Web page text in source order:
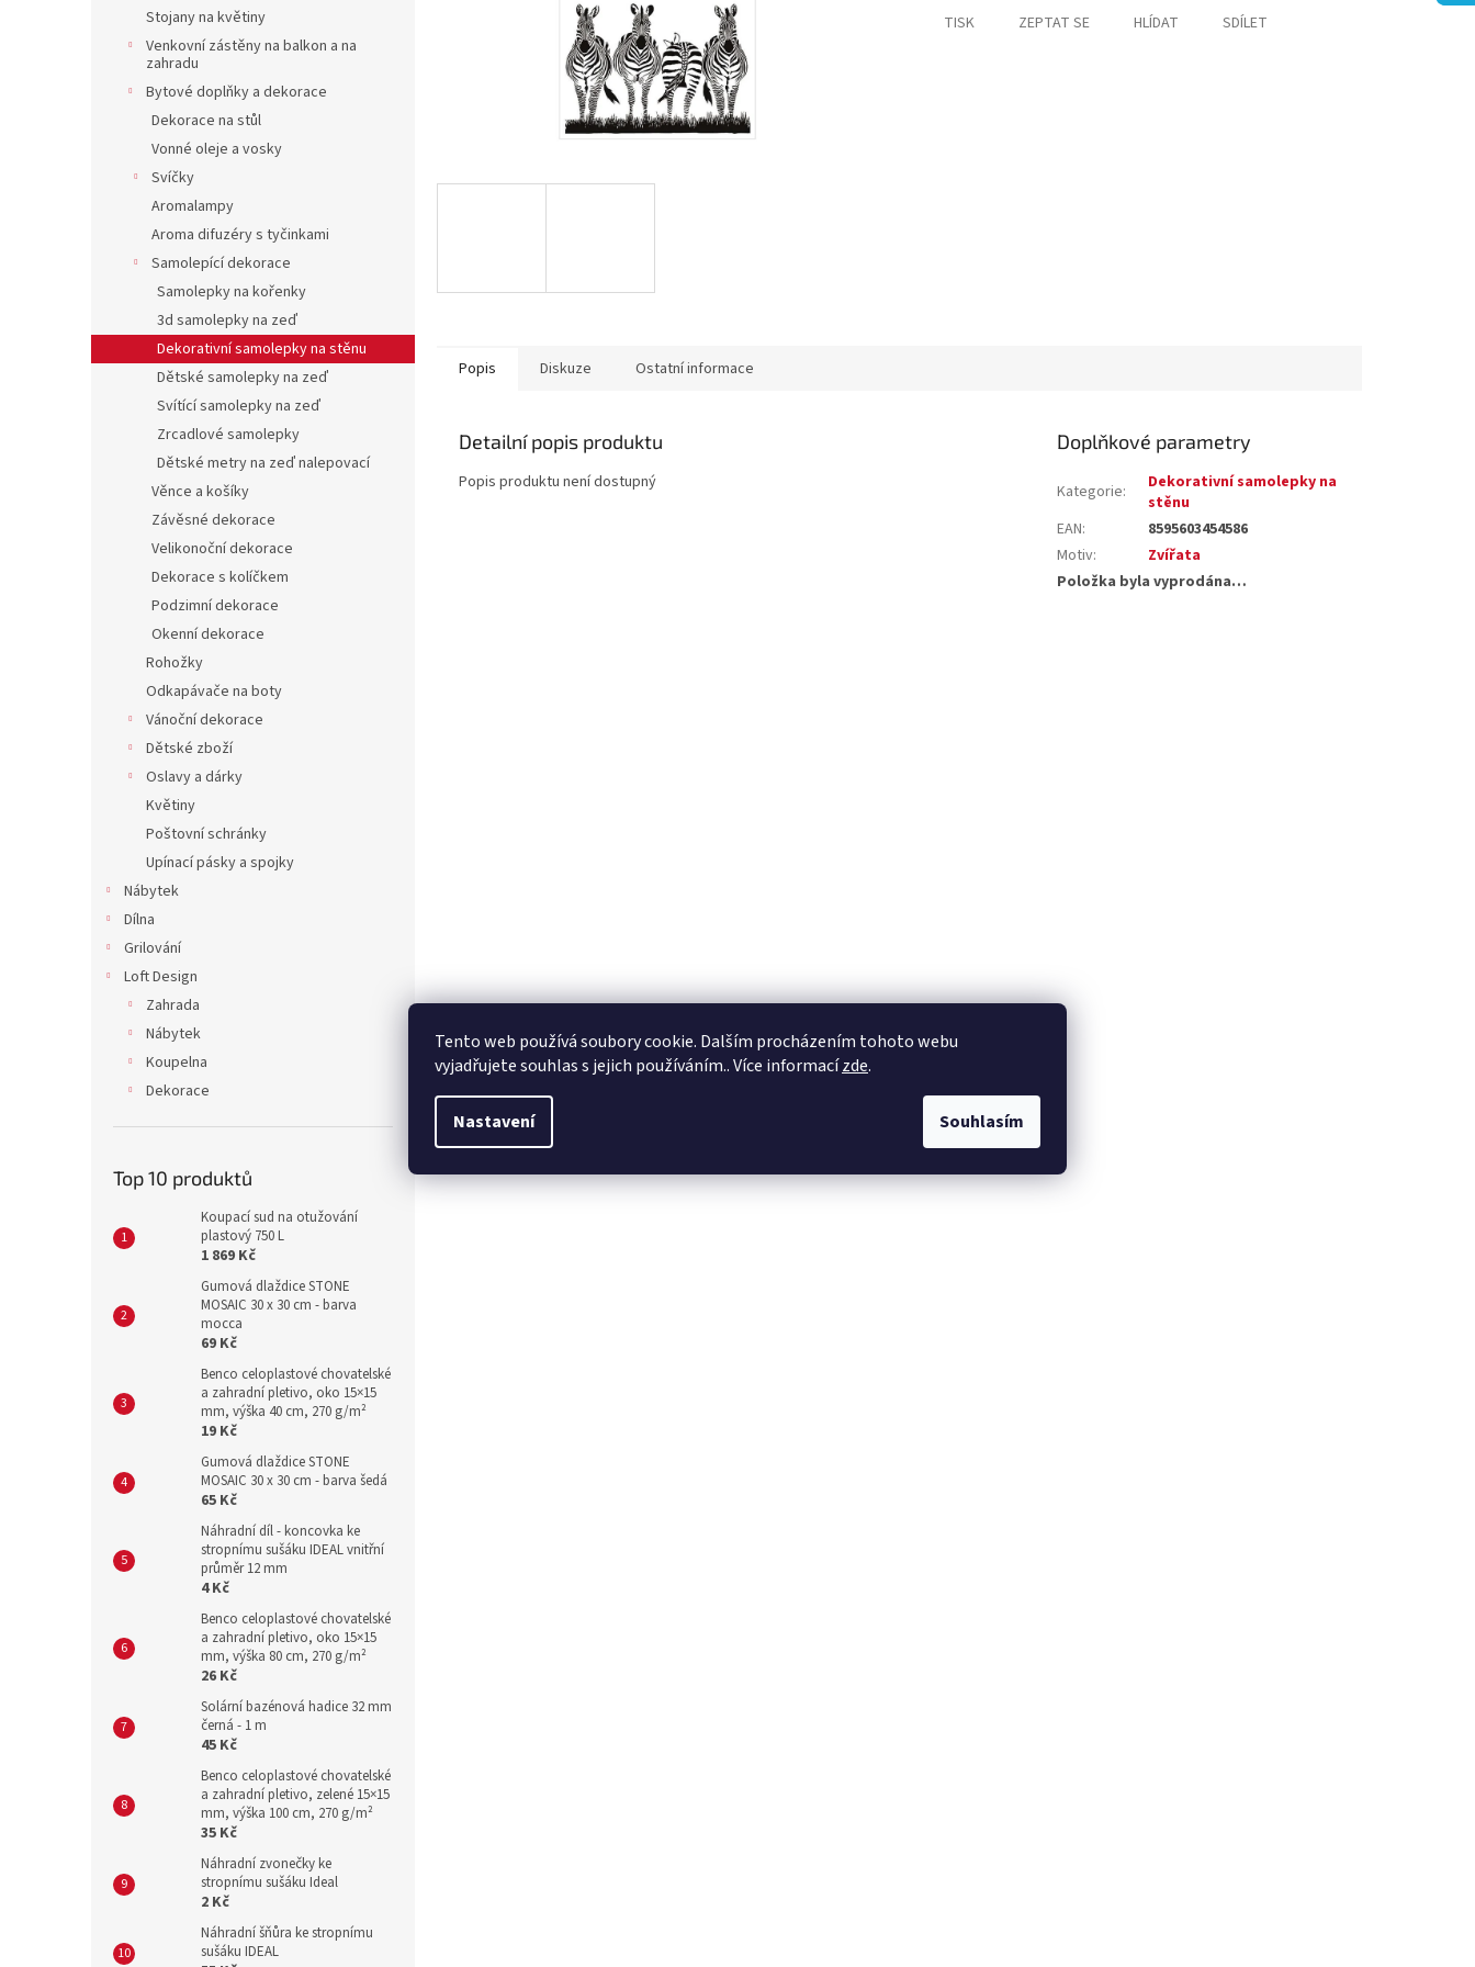
Tento web používá soubory cookie. Dalším procházením tohoto webu
vyjadřujete souhlas s jejich používáním.. Více informacízde.
Nastavení Souhlasím
Stojany na květiny
Venkovní zástěny na balkon a na
zahradu
Bytové doplňky a dekorace
Dekorace na stůl
Vonné oleje a vosky
Svíčky
Aromalampy
Aroma difuzéry s tyčinkami
Samolepící dekorace
Samolepky na kořenky
3d samolepky na zeď
Dekorativní samolepky na stěnu
Dětské samolepky na zeď
Svítící samolepky na zeď
Zrcadlové samolepky
Dětské metry na zeď nalepovací
Věnce a košíky
Závěsné dekorace
Velikonoční dekorace
Dekorace s kolíčkem
Podzimní dekorace
Okenní dekorace
Rohožky
Odkapávače na boty
Vánoční dekorace
Dětské zboží
Oslavy a dárky
Květiny
Poštovní schránky
Upínací pásky a spojky
Nábytek
Dílna
Grilování
Loft Design
Zahrada
Nábytek
Koupelna
Dekorace
Top 10 produktů
Koupací sud na otužování
plastový 750 L
1 869 Kč
Gumová dlaždice STONE
MOSAIC 30 x 30 cm - barva
mocca
69 Kč
Benco celoplastové chovatelské
a zahradní pletivo, oko 15×15
mm, výška 40 cm, 270 g/m²
19 Kč
Gumová dlaždice STONE
MOSAIC 30 x 30 cm - barva šedá
65 Kč
Náhradní díl - koncovka ke
stropnímu sušáku IDEAL vnitřní
průměr 12 mm
4 Kč
Benco celoplastové chovatelské
a zahradní pletivo, oko 15×15
mm, výška 80 cm, 270 g/m²
26 Kč
Solární bazénová hadice 32 mm
černá - 1 m
45 Kč
Benco celoplastové chovatelské
a zahradní pletivo, zelené 15×15
mm, výška 100 cm, 270 g/m²
35 Kč
Náhradní zvonečky ke
stropnímu sušáku Ideal
2 Kč
Náhradní šňůra ke stropnímu
sušáku IDEAL
TISK ZEPTAT SE HLÍDAT SDÍLET
Popis Diskuze Ostatní informace
Detailní popis produktu
Popis produktu není dostupný
Doplňkové parametry
Kategorie:
Dekorativní samolepky na
stěnu
EAN:
8595603454586
Motiv:
Zvířata
Položka byla vyprodána…